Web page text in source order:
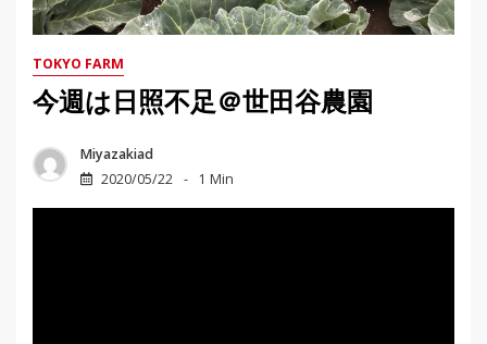
TOKYO FARM
今週は日照不足＠世田谷農園
Miyazakiad
2020/05/22
1 Min